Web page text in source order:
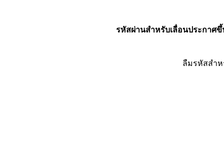
รหัสผ่านสำหรับเลื่อนประกาศขึ้
ลืมรหัสสำ